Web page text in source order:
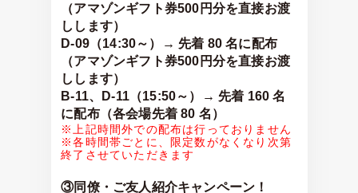
（アマゾンギフト券500円分を直接お渡
しします）
D-09（14:30～）→ 先着 80 名に配布
（アマゾンギフト券500円分を直接お渡
しします）
B-11、D-11（15:50～）→ 先着 160 名
に配布（各会場先着 80 名）
※上記時間外での配布は行っておりません
※各時間帯ごとに、限定数がなくなり次第
終了させていただきます
③同僚・ご友人紹介キャンペーン！